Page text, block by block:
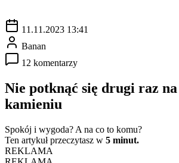
11.11.2023 13:41
Banan
12 komentarzy
Nie potknąć się drugi raz
kamieniu
Spokój i wygoda? A na co to komu?
Ten artykuł przeczytasz w 5 minut.
REKLAMA